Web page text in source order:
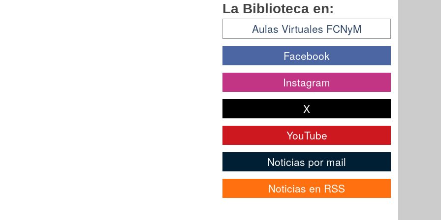
La Biblioteca en:
Aulas Virtuales FCNyM
Facebook
Instagram
X
YouTube
Noticias por mail
Noticias en RSS